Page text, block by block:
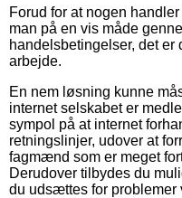
Forud for at nogen
man på en vis måde
handelsbetingelser, det er
arbejde.
En nem løsning kunne
internet selskabet er
sympol på at internet
retningslinjer, udover at
fagmænd som er meget
Derudover tilbydes du
du udsættes for problemer